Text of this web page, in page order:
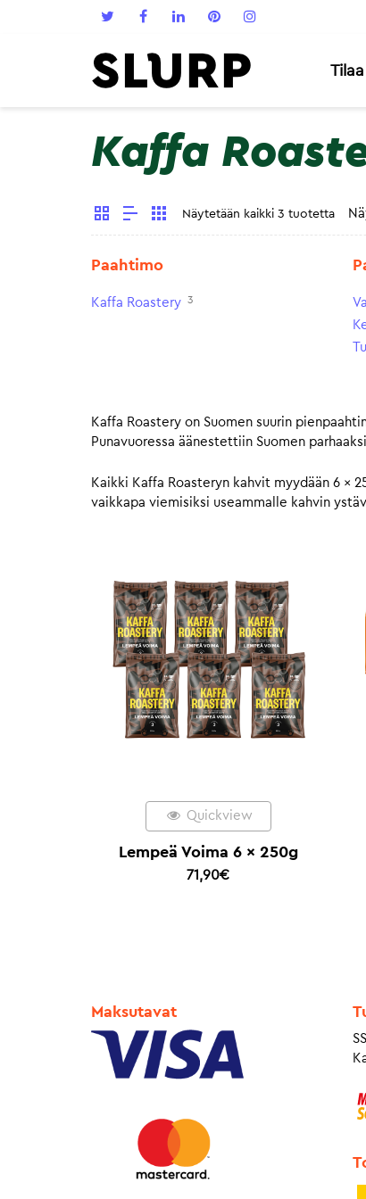
Tilaa
Kaffa
Näytetään kaikki 3 tuotetta
Paahtimo
Kaffa Roastery 3
Kaffa Roastery on Suomen suurin
Punavuoressa äänestettiin Suomen
Kaikki Kaffa Roasteryn kahvit myydään 6 x
vaikkapa viemisiksi useammalle kahvin
Quickview
Lempeä Voima 6 x 250g
71,90€
Maksutavat